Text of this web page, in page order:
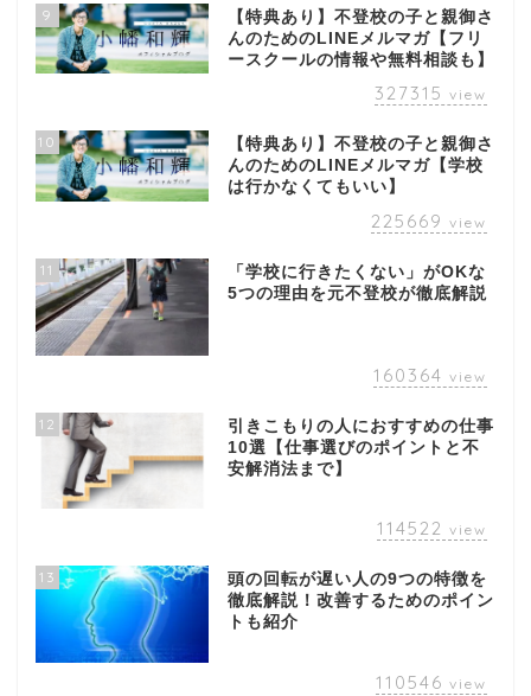
9
【特典あり】不登校の子と親御さ
んのためのLINEメルマガ【フリ
ースクールの情報や無料相談も】
327315 view
10
【特典あり】不登校の子と親御さ
んのためのLINEメルマガ【学校
は行かなくてもいい】
225669 view
11
「学校に行きたくない」がOKな
5つの理由を元不登校が徹底解説
160364 view
12
引きこもりの人におすすめの仕事
10選【仕事選びのポイントと不
安解消法まで】
114522 view
13
頭の回転が遅い人の9つの特徴を
徹底解説！改善するためのポイン
トも紹介
110546 view